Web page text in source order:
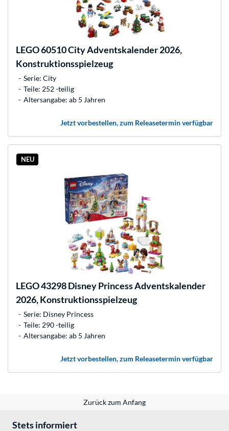
LEGO60510 City Adventskalender 2026,
Konstruktionsspielzeug
Serie: City
Teile: 252 -teilig
Altersangabe: ab 5 Jahren
Jetzt vorbestellen, zum Releasetermin verfügbar
NEU
LEGO43298 Disney Princess Adventskalender
2026, Konstruktionsspielzeug
Serie: Disney Princess
Teile: 290 -teilig
Altersangabe: ab 5 Jahren
Jetzt vorbestellen, zum Releasetermin verfügbar
Zurück zum Anfang
Stets informiert